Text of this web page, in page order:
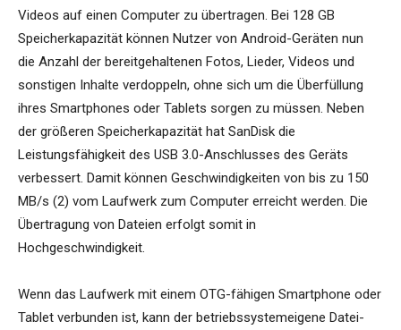
Videos auf einen Computer zu übertragen. Bei 128 GB
Speicherkapazität können Nutzer von Android-Geräten nun
die Anzahl der bereitgehaltenen Fotos, Lieder, Videos und
sonstigen Inhalte verdoppeln, ohne sich um die Überfüllung
ihres Smartphones oder Tablets sorgen zu müssen. Neben
der größeren Speicherkapazität hat SanDisk die
Leistungsfähigkeit des USB 3.0-Anschlusses des Geräts
verbessert. Damit können Geschwindigkeiten von bis zu 150
MB/s (2) vom Laufwerk zum Computer erreicht werden. Die
Übertragung von Dateien erfolgt somit in
Hochgeschwindigkeit.
Wenn das Laufwerk mit einem OTG-fähigen Smartphone oder
Tablet verbunden ist, kann der betriebssystemeigene Datei-